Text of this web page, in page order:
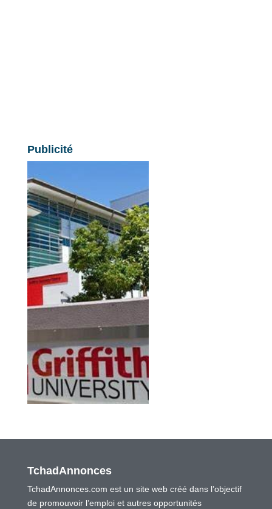
Publicité
TchadAnnonces
TchadAnnonces.com est un site web créé dans l’objectif
de promouvoir l’emploi et autres opportunités